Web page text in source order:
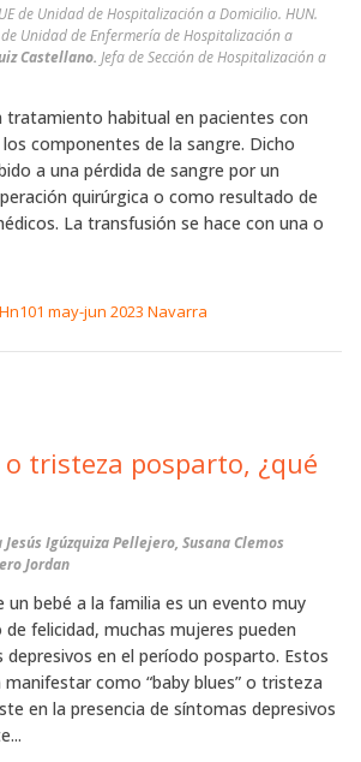
de Unidad de Hospitalización a Domicilio. HUN.
de Unidad de Enfermería de Hospitalización a
Castellano. Jefa de Sección de Hospitalización a
tratamiento habitual en pacientes con
componentes de la sangre. Dicho
a una pérdida de sangre por un
quirúrgica o como resultado de
La transfusión se hace con una o
may-jun 2023 Navarra
o tristeza posparto, ¿qué
Igúzquiza Pellejero, Susana Clemos
Jordan
un bebé a la familia es un evento muy
felicidad, muchas mujeres pueden
en el período posparto. Estos
como “baby blues” o tristeza
en la presencia de síntomas depresivos